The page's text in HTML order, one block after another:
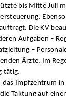
bis Mitte Juli
Die KV
Aufgaben –
–
Ärzte. Im
tätig.
das Impfzentrum
Taktung auf